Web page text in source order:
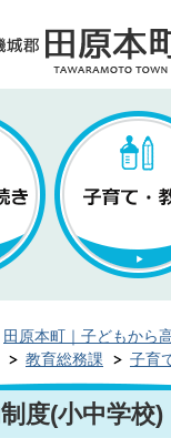
田原本町｜子どもから
教育総務課
子育
度(小中学校)